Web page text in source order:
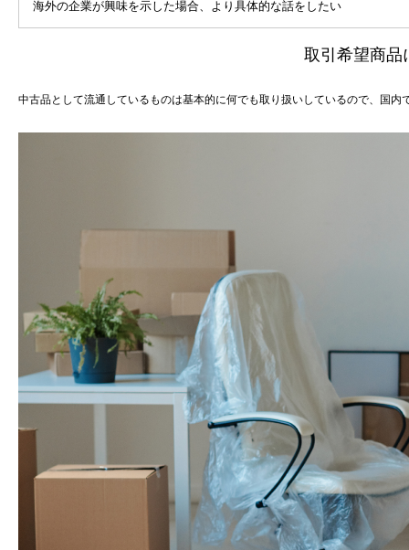
海外の企業が興味を示した場合、より具体的な話をしたい
取引希望商品
中古品として流通しているものは基本的に何でも取り扱いしているので、国内